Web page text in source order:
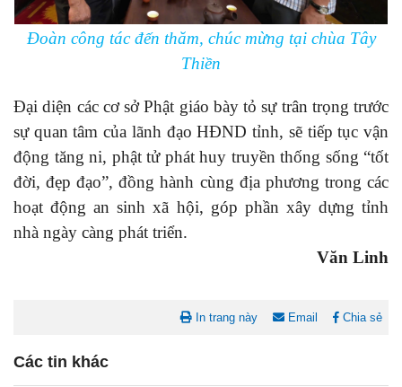
Đoàn công tác đến thăm, chúc mừng tại chùa Tây
Thiền
Đại diện các cơ sở Phật giáo bày tỏ sự trân trọng trước
sự quan tâm của lãnh đạo HĐND tỉnh, sẽ tiếp tục vận
động tăng ni, phật tử phát huy truyền thống sống “tốt
đời, đẹp đạo”, đồng hành cùng địa phương trong các
hoạt động an sinh xã hội, góp phần xây dựng tỉnh
nhà ngày càng phát triển.
Văn Linh
In trang này Email Chia sẻ
Các tin khác